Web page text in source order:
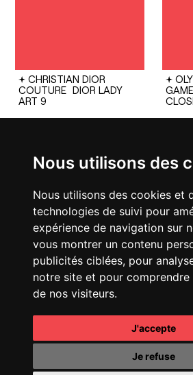
Nous utilisons des
Nous utilisons des cookies et
technologies de suivi pour
expérience de navigation sur
vous montrer un contenu
publicités ciblées, pour
notre site et pour comprendre
de nos visiteurs.
J'accepte
Je refuse
CHRISTIAN DIOR
COUTURE DIOR LADY
ART 9
CHANEL 25 HANDBAG
25
CHANEL COCO